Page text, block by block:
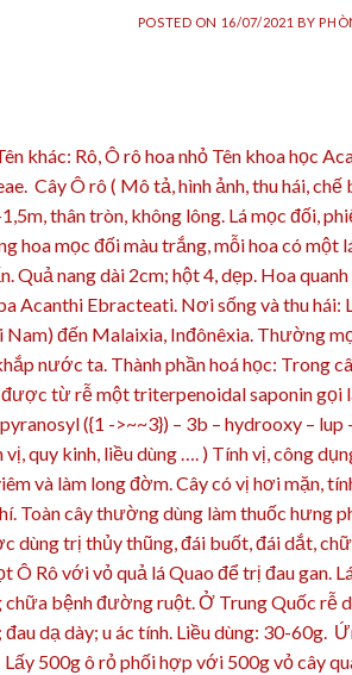
POSTED ON 16/07/2021 BY
khác: Rô, Ô rô hoa nhỏ Tên khoa học
Cây Ô rô ( Mô tả, hình ảnh, thu hái,
thân tròn, không lông. Lá mọc đối,
hoa mọc đối màu trắng, mỗi hoa có
Quả nang dài 2cm; hột 4, dẹp. Hoa
Acanthi Ebracteati. Nơi sống và thu
Nam) đến Malaixia, Inđônêxia. Thường
nước ta. Thành phần hoá học: Trong
từ rễ một triterpenoidal saponin gọi
({1 ->~~3}) – 3b – hydrooxy –
vị, quy kinh, liều dùng …. ) Tính vị, công
và làm long đờm. Cây có vị hơi mặn,
Toàn cây thường dùng làm thuốc hưng
dùng trị thủy thũng, đái buốt, đái dắt,
Ô Rô với vỏ quả lá Quao để trị đau gan.
chữa bệnh đường ruột. Ở Trung Quốc rễ
đau dạ dày; u ác tính. Liều dùng: 30-60g.
500g ô rỏ phối hợp với 500g vỏ cây